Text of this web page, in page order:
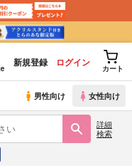
新規登録 ログイン
カート
男性向け 女性向け
詳細
検索